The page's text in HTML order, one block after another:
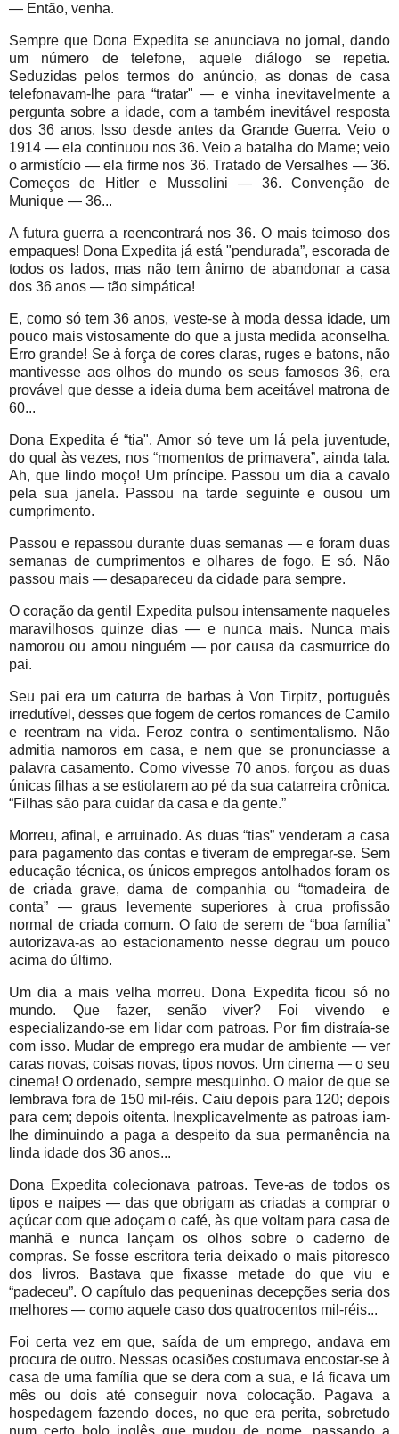
— Então, venha.
Sempre que Dona Expedita se anunciava no jornal, dando
um número de telefone, aquele diálogo se repetia.
Seduzidas pelos termos do anúncio, as donas de casa
telefonavam-lhe para “tratar" — e vinha inevitavelmente a
pergunta sobre a idade, com a também inevitável resposta
dos 36 anos. Isso desde antes da Grande Guerra. Veio o
1914 — ela continuou nos 36. Veio a batalha do Mame; veio
o armistício — ela firme nos 36. Tratado de Versalhes — 36.
Começos de Hitler e Mussolini — 36. Convenção de
Munique — 36...
A futura guerra a reencontrará nos 36. O mais teimoso dos
empaques! Dona Expedita já está "pendurada”, escorada de
todos os lados, mas não tem ânimo de abandonar a casa
dos 36 anos — tão simpática!
E, como só tem 36 anos, veste-se à moda dessa idade, um
pouco mais vistosamente do que a justa medida aconselha.
Erro grande! Se à força de cores claras, ruges e batons, não
mantivesse aos olhos do mundo os seus famosos 36, era
provável que desse a ideia duma bem aceitável matrona de
60...
Dona Expedita é “tia". Amor só teve um lá pela juventude,
do qual às vezes, nos “momentos de primavera”, ainda tala.
Ah, que lindo moço! Um príncipe. Passou um dia a cavalo
pela sua janela. Passou na tarde seguinte e ousou um
cumprimento.
Passou e repassou durante duas semanas — e foram duas
semanas de cumprimentos e olhares de fogo. E só. Não
passou mais — desapareceu da cidade para sempre.
O coração da gentil Expedita pulsou intensamente naqueles
maravilhosos quinze dias — e nunca mais. Nunca mais
namorou ou amou ninguém — por causa da casmurrice do
pai.
Seu pai era um caturra de barbas à Von Tirpitz, português
irredutível, desses que fogem de certos romances de Camilo
e reentram na vida. Feroz contra o sentimentalismo. Não
admitia namoros em casa, e nem que se pronunciasse a
palavra casamento. Como vivesse 70 anos, forçou as duas
únicas filhas a se estiolarem ao pé da sua catarreira crônica.
“Filhas são para cuidar da casa e da gente.”
Morreu, afinal, e arruinado. As duas “tias” venderam a casa
para pagamento das contas e tiveram de empregar-se. Sem
educação técnica, os únicos empregos antolhados foram os
de criada grave, dama de companhia ou “tomadeira de
conta” — graus levemente superiores à crua profissão
normal de criada comum. O fato de serem de “boa família”
autorizava-as ao estacionamento nesse degrau um pouco
acima do último.
Um dia a mais velha morreu. Dona Expedita ficou só no
mundo. Que fazer, senão viver? Foi vivendo e
especializando-se em lidar com patroas. Por fim distraía-se
com isso. Mudar de emprego era mudar de ambiente — ver
caras novas, coisas novas, tipos novos. Um cinema — o seu
cinema! O ordenado, sempre mesquinho. O maior de que se
lembrava fora de 150 mil-réis. Caiu depois para 120; depois
para cem; depois oitenta. Inexplicavelmente as patroas iam-
lhe diminuindo a paga a despeito da sua permanência na
linda idade dos 36 anos...
Dona Expedita colecionava patroas. Teve-as de todos os
tipos e naipes — das que obrigam as criadas a comprar o
açúcar com que adoçam o café, às que voltam para casa de
manhã e nunca lançam os olhos sobre o caderno de
compras. Se fosse escritora teria deixado o mais pitoresco
dos livros. Bastava que fixasse metade do que viu e
“padeceu”. O capítulo das pequeninas decepções seria dos
melhores — como aquele caso dos quatrocentos mil-réis...
Foi certa vez em que, saída de um emprego, andava em
procura de outro. Nessas ocasiões costumava encostar-se à
casa de uma família que se dera com a sua, e lá ficava um
mês ou dois até conseguir nova colocação. Pagava a
hospedagem fazendo doces, no que era perita, sobretudo